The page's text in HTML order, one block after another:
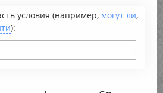
условия (например, могут ли,
):